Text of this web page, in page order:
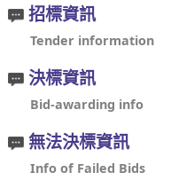
招標資訊
Tender information
決標資訊
Bid-awarding info
無法決標資訊
Info of Failed Bids